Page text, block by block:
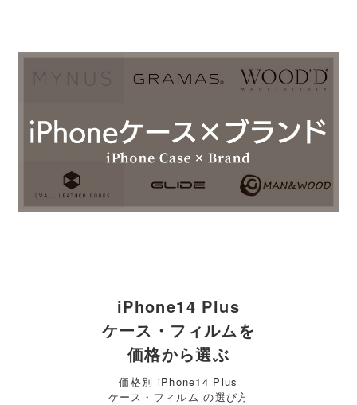
iPhone14 Plus
ケース・フィルムを
価格から選ぶ
価格別 iPhone14 Plus
ケース・フィルム の選び方